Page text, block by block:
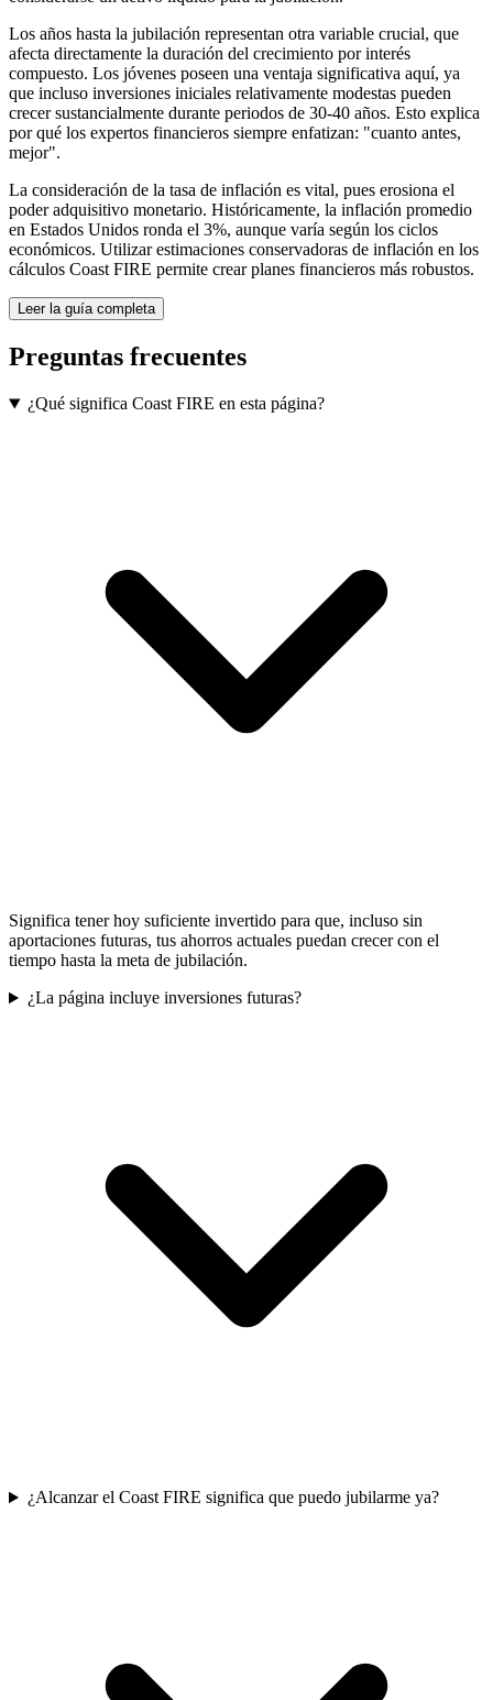
Los años hasta la jubilación representan otra variable crucial, que
afecta directamente la duración del crecimiento por interés
compuesto. Los jóvenes poseen una ventaja significativa aquí, ya
que incluso inversiones iniciales relativamente modestas pueden
crecer sustancialmente durante periodos de 30-40 años. Esto explica
por qué los expertos financieros siempre enfatizan: "cuanto antes,
mejor".
La consideración de la tasa de inflación es vital, pues erosiona el
poder adquisitivo monetario. Históricamente, la inflación promedio
en Estados Unidos ronda el 3%, aunque varía según los ciclos
económicos. Utilizar estimaciones conservadoras de inflación en los
cálculos Coast FIRE permite crear planes financieros más robustos.
Leer la guía completa
Preguntas frecuentes
¿Qué significa Coast FIRE en esta página?
Significa tener hoy suficiente invertido para que, incluso sin
aportaciones futuras, tus ahorros actuales puedan crecer con el
tiempo hasta la meta de jubilación.
¿La página incluye inversiones futuras?
¿Alcanzar el Coast FIRE significa que puedo jubilarme ya?